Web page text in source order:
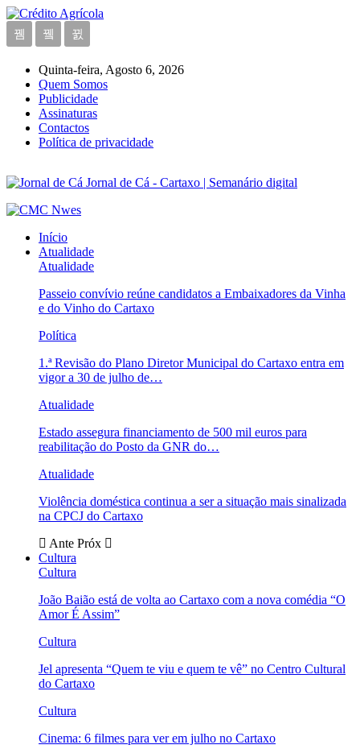
Quinta-feira, Agosto 6, 2026
Quem Somos
Publicidade
Assinaturas
Contactos
Política de privacidade
Jornal de Cá - Cartaxo | Semanário digital
Início
Atualidade
Atualidade
Passeio convívio reúne candidatos a Embaixadores da Vinha
e do Vinho do Cartaxo
Política
1.ª Revisão do Plano Diretor Municipal do Cartaxo entra em
vigor a 30 de julho de…
Atualidade
Estado assegura financiamento de 500 mil euros para
reabilitação do Posto da GNR do…
Atualidade
Violência doméstica continua a ser a situação mais sinalizada
na CPCJ do Cartaxo
Ante Próx
Cultura
Cultura
João Baião está de volta ao Cartaxo com a nova comédia “O
Amor É Assim”
Cultura
Jel apresenta “Quem te viu e quem te vê” no Centro Cultural
do Cartaxo
Cultura
Cinema: 6 filmes para ver em julho no Cartaxo